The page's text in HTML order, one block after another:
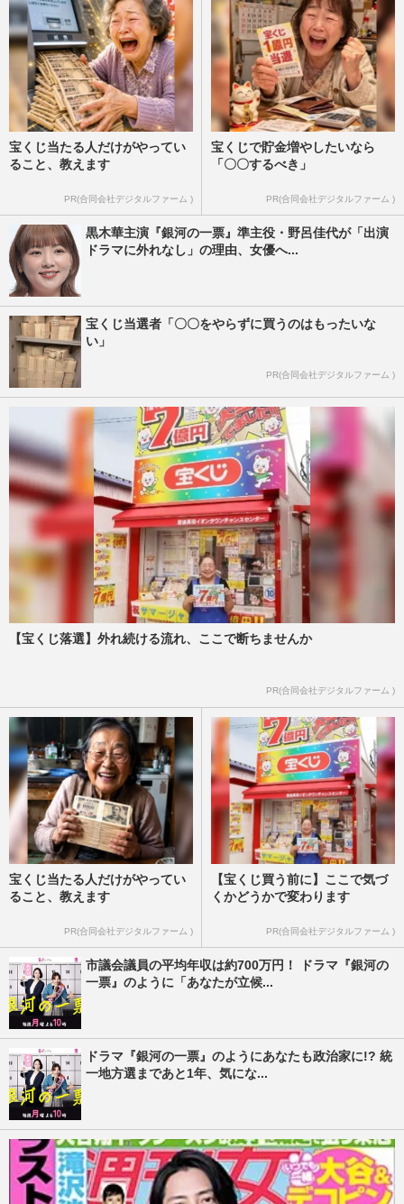
宝くじ当たる人だけがやってい
ること、教えます
PR(合同会社デジタルファーム )
宝くじで貯金増やしたいなら
「〇〇するべき」
PR(合同会社デジタルファーム )
黒木華主演『銀河の一票』準主役・野呂佳代が「出演
ドラマに外れなし」の理由、女優へ...
宝くじ当選者「〇〇をやらずに買うのはもったいな
い」
PR(合同会社デジタルファーム )
【宝くじ落選】外れ続ける流れ、ここで断ちませんか
PR(合同会社デジタルファーム )
宝くじ当たる人だけがやってい
ること、教えます
PR(合同会社デジタルファーム )
【宝くじ買う前に】ここで気づ
くかどうかで変わります
PR(合同会社デジタルファーム )
市議会議員の平均年収は約700万円！ ドラマ『銀河の
一票』のように「あなたが立候...
ドラマ『銀河の一票』のようにあなたも政治家に!? 統
一地方選まであと1年、気にな...